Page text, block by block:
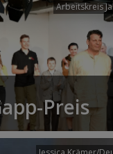
Arbeitskreis
Preis